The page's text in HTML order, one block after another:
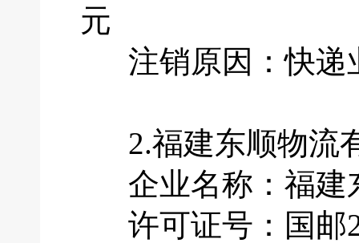
元
注销原因：快递
2.福建东顺物流
企业名称：福建
许可证号：国邮